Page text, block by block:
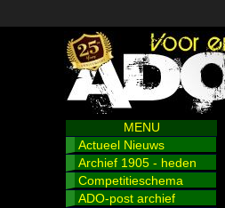
MENU
Actueel Nieuws
Archief 1905 - heden
Competitieschema
ADO-post archief